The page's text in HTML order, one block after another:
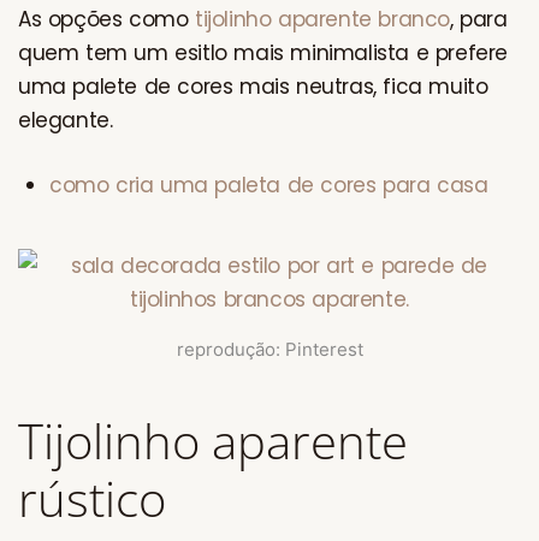
As opções como tijolinho aparente branco, para
quem tem um esitlo mais minimalista e prefere
uma palete de cores mais neutras, fica muito
elegante.
como cria uma paleta de cores para casa
reprodução: Pinterest
Tijolinho aparente
rústico